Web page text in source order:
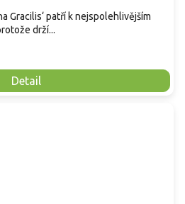
Detail
Gracilis‘ patří k nejspolehlivějším
drží...